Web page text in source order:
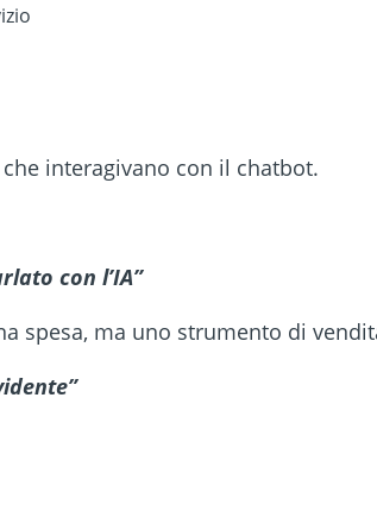
interagivano con il chatbot.
con l’IA”
spesa, ma uno strumento di
”